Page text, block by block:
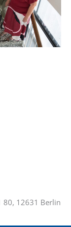
80, 12631 Berlin